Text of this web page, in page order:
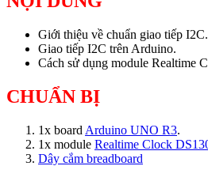
Giới thiệu về chuẩn giao tiếp I2C.
Giao tiếp I2C trên Arduino.
Cách sử dụng module Realtime
CHUẨN BỊ
1x board Arduino UNO R3.
1x module Realtime Clock
Dây cắm breadboard